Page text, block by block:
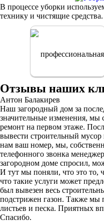
В процессе уборки
технику и чистящие средства.
Отзывы наших
Антон Балакирев
Наш загородный дом за
значительные изменения, мы
ремонт на первом этаже.
вывести строительный мусор
нам ваш номер, мы,
телефонного звонка
загородном доме спросил,
И тут мы поняли, что это то,
что такие услуги может
был вывезен весь
подстрижен газон. Также мы
листьев и песка. Приятных
Спасибо.